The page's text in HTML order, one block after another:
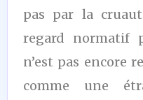
pas par la
regard normatif
n’est pas encore
comme une